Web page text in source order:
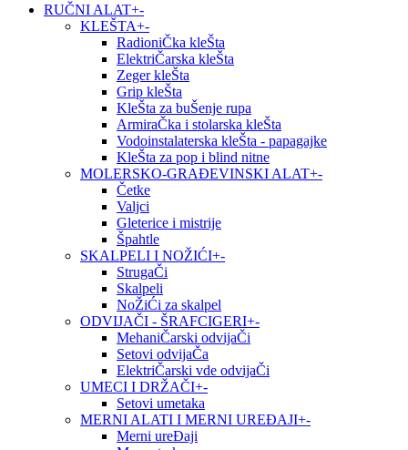
RUČNI ALAT+-
KLEŠTA+-
RadioniČka kleŠta
ElektriČarska kleŠta
Zeger kleŠta
Grip kleŠta
KleŠta za buŠenje rupa
ArmiraČka i stolarska kleŠta
Vodoinstalaterska kleŠta - papagajke
KleŠta za pop i blind nitne
MOLERSKO-GRAĐEVINSKI ALAT+-
Četke
Valjci
Gleterice i mistrije
Špahtle
SKALPELI I NOŽIĆI+-
StrugaČi
Skalpeli
NoŽiĆi za skalpel
ODVIJAČI - ŠRAFCIGERI+-
MehaniČarski odvijaČi
Setovi odvijaČa
ElektriČarski vde odvijaČi
UMECI I DRŽAČI+-
Setovi umetaka
MERNI ALATI I MERNI UREĐAJI+-
Merni ureĐaji